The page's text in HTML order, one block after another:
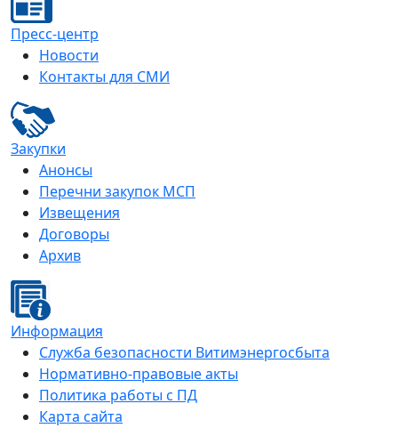
Пресс-центр
Новости
Контакты для СМИ
Закупки
Анонсы
Перечни закупок МСП
Извещения
Договоры
Архив
Информация
Служба безопасности Витимэнергосбыта
Нормативно-правовые акты
Политика работы с ПД
Карта сайта